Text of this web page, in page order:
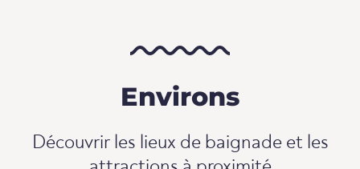
Environs
Découvrir les lieux de baignade et les